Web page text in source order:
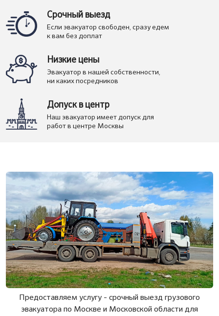
Срочный выезд
Если эвакуатор свободен, сразу едем
к вам без доплат
Низкие цены
Эвакуатор в нашей собственности,
ни каких посредников
Допуск в центр
Наш эвакуатор имеет допуск для
работ в центре Москвы
Предоставляем услугу - срочный выезд грузового
эвакуатора по Москве и Московской области для